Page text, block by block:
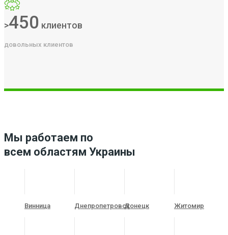
>450 клиентов
довольных клиентов
Мы работаем по
всем областям Украины
Винница ДнепропетровскДонецк Житомир